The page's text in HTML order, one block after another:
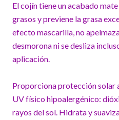
El cojín tiene un acabado
grasos y previene la grasa
efecto mascarilla, no
desmorona ni se desliza
aplicación.
Proporciona protección solar
UV físico hipoalergénico:
rayos del sol. Hidrata y